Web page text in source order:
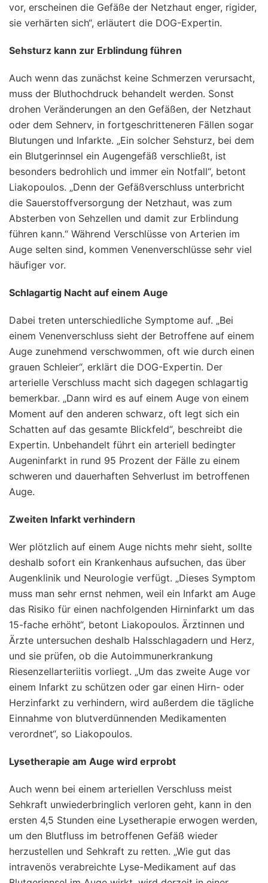
vor, erscheinen die Gefäße der Netzhaut enger, rigider,
sie verhärten sich“, erläutert die DOG-Expertin.
Sehsturz kann zur Erblindung führen
Auch wenn das zunächst keine Schmerzen verursacht,
muss der Bluthochdruck behandelt werden. Sonst
drohen Veränderungen an den Gefäßen, der Netzhaut
oder dem Sehnerv, in fortgeschritteneren Fällen sogar
Blutungen und Infarkte. „Ein solcher Sehsturz, bei dem
ein Blutgerinnsel ein Augengefäß verschließt, ist
besonders bedrohlich und immer ein Notfall“, betont
Liakopoulos. „Denn der Gefäßverschluss unterbricht
die Sauerstoffversorgung der Netzhaut, was zum
Absterben von Sehzellen und damit zur Erblindung
führen kann.“ Während Verschlüsse von Arterien im
Auge selten sind, kommen Venenverschlüsse sehr viel
häufiger vor.
Schlagartig Nacht auf einem Auge
Dabei treten unterschiedliche Symptome auf. „Bei
einem Venenverschluss sieht der Betroffene auf einem
Auge zunehmend verschwommen, oft wie durch einen
grauen Schleier“, erklärt die DOG-Expertin. Der
arterielle Verschluss macht sich dagegen schlagartig
bemerkbar. „Dann wird es auf einem Auge von einem
Moment auf den anderen schwarz, oft legt sich ein
Schatten auf das gesamte Blickfeld“, beschreibt die
Expertin. Unbehandelt führt ein arteriell bedingter
Augeninfarkt in rund 95 Prozent der Fälle zu einem
schweren und dauerhaften Sehverlust im betroffenen
Auge.
Zweiten Infarkt verhindern
Wer plötzlich auf einem Auge nichts mehr sieht, sollte
deshalb sofort ein Krankenhaus aufsuchen, das über
Augenklinik und Neurologie verfügt. „Dieses Symptom
muss man sehr ernst nehmen, weil ein Infarkt am Auge
das Risiko für einen nachfolgenden Hirninfarkt um das
15-fache erhöht“, betont Liakopoulos. Ärztinnen und
Ärzte untersuchen deshalb Halsschlagadern und Herz,
und sie prüfen, ob die Autoimmunerkrankung
Riesenzellarteriitis vorliegt. „Um das zweite Auge vor
einem Infarkt zu schützen oder gar einen Hirn- oder
Herzinfarkt zu verhindern, wird außerdem die tägliche
Einnahme von blutverdünnenden Medikamenten
verordnet“, so Liakopoulos.
Lysetherapie am Auge wird erprobt
Auch wenn bei einem arteriellen Verschluss meist
Sehkraft unwiederbringlich verloren geht, kann in den
ersten 4,5 Stunden eine Lysetherapie erwogen werden,
um den Blutfluss im betroffenen Gefäß wieder
herzustellen und Sehkraft zu retten. „Wie gut das
intravenös verabreichte Lyse-Medikament auf das